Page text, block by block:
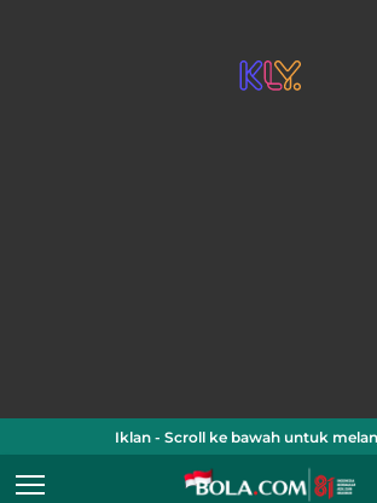
Iklan - Scroll ke bawah untuk